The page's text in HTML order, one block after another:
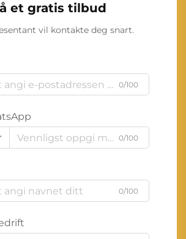
et gratis tilbud
vil kontakte deg snart.
0/100
0/100
0/100